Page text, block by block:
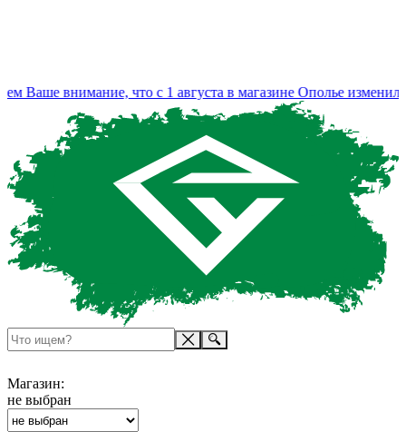
внимание, что с 1 августа в магазине Ополье изменился
Магазин:
не выбран